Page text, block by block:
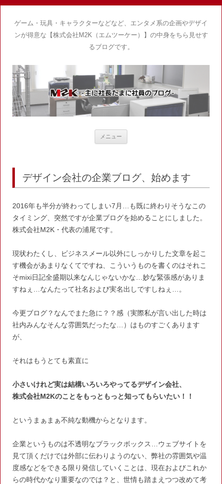
ゲーム・玩具・キャラクターなどなど、エンタメ系の企画やデザイ
ンが得意な【株式会社M2K（エムツーケー）】の中身をちら見せす
るブログです。
メニュー
ス
キ
ッ
デザイン会社の企業ブログ、始めます
2016年も半分が終わってしまい7月…も既に終わりそうなこの
タイミング、 突然ですが企業ブログを始めることにしました。
株式会社M2K・代表の浦尾です。
現状わたくし、ビジネスメール以外にしっかりした文章を起こ
す機会があまりなくてですね、
こういうものを書くのはそれこ
そmixi日記全盛期以来なんじゃないかな…妙な緊張感がありま
すねぇ… なんたって社名および実名出しですしねぇ…。
今更ブログ？なんでまた急に？？感（実際私が言い出した時は
社内みんなそんな雰囲気だったな…）はものすごくあります
が、
それはもうとても素直に
小さいけれど実は結構いろいろやってるデザイン会社、
株式会社M2Kのことをもっともっと知ってもらいたい！！
というまぁまぁ不純な動機からとなります。
企業というものは不透明なブラックボックス… ウェブサイトを
見て頂くだけでは外部に伝わりようのない、弊社の雰囲気や温
度感などをできる限り発信していくことは、現在およびこれか
らの時代かなり重要なのでは？と、世情も踏まえつつ改めて考